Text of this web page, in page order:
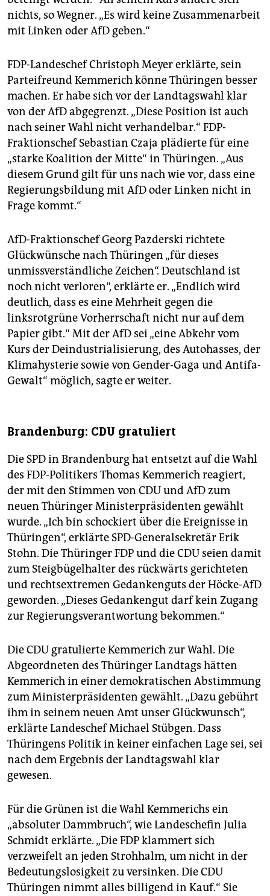
nichts, so Wegner. „Es wird keine Zusammenarbeit
mit Linken oder AfD geben.“
FDP-Landeschef Christoph Meyer erklärte, sein
Parteifreund Kemmerich könne Thüringen besser
machen. Er habe sich vor der Landtagswahl klar
von der AfD abgegrenzt. „Diese Position ist auch
nach seiner Wahl nicht verhandelbar.“ FDP-
Fraktionschef Sebastian Czaja plädierte für eine
„starke Koalition der Mitte“ in Thüringen. „Aus
diesem Grund gilt für uns nach wie vor, dass eine
Regierungsbildung mit AfD oder Linken nicht in
Frage kommt.“
AfD-Fraktionschef Georg Pazderski richtete
Glückwünsche nach Thüringen „für dieses
unmissverständliche Zeichen“. Deutschland ist
noch nicht verloren“, erklärte er. „Endlich wird
deutlich, dass es eine Mehrheit gegen die
linksrotgrüne Vorherrschaft nicht nur auf dem
Papier gibt.“ Mit der AfD sei „eine Abkehr vom
Kurs der Deindustrialisierung, des Autohasses, der
Klimahysterie sowie von Gender-Gaga und Antifa-
Gewalt“ möglich, sagte er weiter.
Brandenburg: CDU gratuliert
Die SPD in Brandenburg hat entsetzt auf die Wahl
des FDP-Politikers Thomas Kemmerich reagiert,
der mit den Stimmen von CDU und AfD zum
neuen Thüringer Ministerpräsidenten gewählt
wurde. „Ich bin schockiert über die Ereignisse in
Thüringen“, erklärte SPD-Generalsekretär Erik
Stohn. Die Thüringer FDP und die CDU seien damit
zum Steigbügelhalter des rückwärts gerichteten
und rechtsextremen Gedankenguts der Höcke-AfD
geworden. „Dieses Gedankengut darf kein Zugang
zur Regierungsverantwortung bekommen.“
Die CDU gratulierte Kemmerich zur Wahl. Die
Abgeordneten des Thüringer Landtags hätten
Kemmerich in einer demokratischen Abstimmung
zum Ministerpräsidenten gewählt. „Dazu gebührt
ihm in seinem neuen Amt unser Glückwunsch“,
erklärte Landeschef Michael Stübgen. Dass
Thüringens Politik in keiner einfachen Lage sei, sei
nach dem Ergebnis der Landtagswahl klar
gewesen.
Für die Grünen ist die Wahl Kemmerichs ein
„absoluter Dammbruch“, wie Landeschefin Julia
Schmidt erklärte. „Die FDP klammert sich
verzweifelt an jeden Strohhalm, um nicht in der
Bedeutungslosigkeit zu versinken. Die CDU
Thüringen nimmt alles billigend in Kauf.“ Sie